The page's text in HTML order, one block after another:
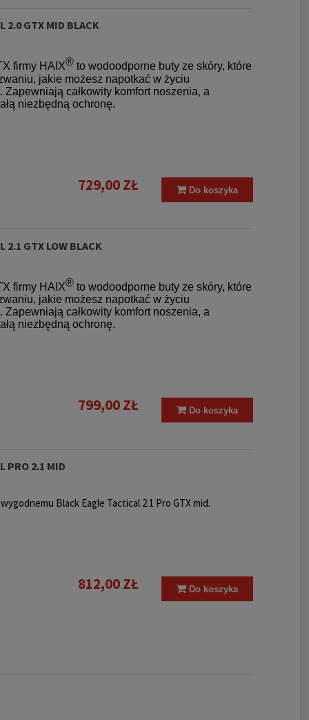
2.0 GTX MID BLACK
firmy HAIX®to wodoodporne buty ze skóry, które
jakie możesz napotkać w życiu
całkowity komfort noszenia, a
niezbędną ochronę.
729,00 ZŁ Do koszyka
2.1 GTX LOW BLACK
firmy HAIX®to wodoodporne buty ze skóry, które
jakie możesz napotkać w życiu
całkowity komfort noszenia, a
niezbędną ochronę.
799,00 ZŁ Do koszyka
PRO 2.1 MID
Black Eagle Tactical 2.1 Pro GTX mid.
812,00 ZŁ Do koszyka